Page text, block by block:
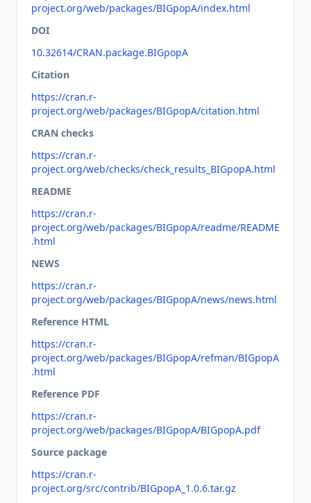
project.org/web/packages/BIGpopA/index.html
DOI
10.32614/CRAN.package.BIGpopA
Citation
https://cran.r-
project.org/web/packages/BIGpopA/citation.html
CRAN checks
https://cran.r-
project.org/web/checks/check_results_BIGpopA.html
README
https://cran.r-
project.org/web/packages/BIGpopA/readme/README
.html
NEWS
https://cran.r-
project.org/web/packages/BIGpopA/news/news.html
Reference HTML
https://cran.r-
project.org/web/packages/BIGpopA/refman/BIGpopA
.html
Reference PDF
https://cran.r-
project.org/web/packages/BIGpopA/BIGpopA.pdf
Source package
https://cran.r-
project.org/src/contrib/BIGpopA_1.0.6.tar.gz